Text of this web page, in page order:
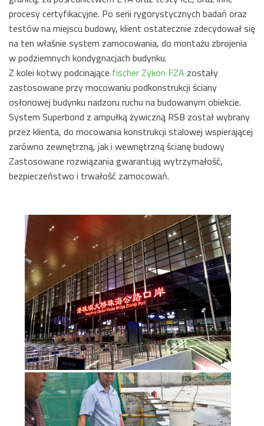
procesy certyfikacyjne. Po serii rygorystycznych badań oraz
testów na miejscu budowy, klient ostatecznie zdecydował się
na ten właśnie system zamocowania, do montażu zbrojenia
w podziemnych kondygnacjach budynku.
Z kolei kotwy podcinające fischer Zykon FZA zostały
zastosowane przy mocowaniu podkonstrukcji ściany
osłonowej budynku nadzoru ruchu na budowanym obiekcie.
System Superbond z ampułką żywiczną RSB został wybrany
przez klienta, do mocowania konstrukcji stalowej wspierającej
zarówno zewnętrzną, jak i wewnętrzną ścianę budowy
Zastosowane rozwiązania gwarantują wytrzymałość,
bezpieczeństwo i trwałość zamocowań.